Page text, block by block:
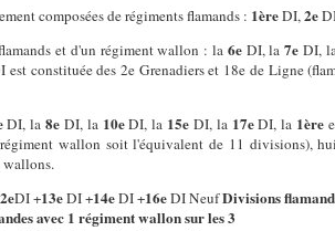
composées de régiments flamands : 1èreDI,2e
et d'un régiment wallon : la 6eDI, la7e DI,
constituée des 2e Grenadiers et 18e de Ligne
DI, la8e DI, la 10eDI, la 15e DI, la 17eDI, la 1ère
wallon soit l'équivalent de 11 divisions),
wallons.
eDI +13eDI +14eDI +16eDINeufDivisions
avec 1 régiment wallon sur les 3